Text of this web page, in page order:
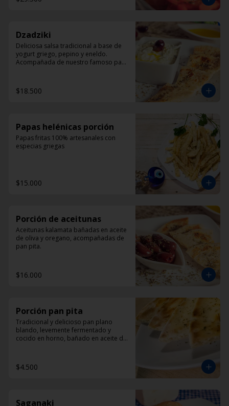
Dzadziki
Deliciosa salsa tradicional a base de
yogurt griego, pepino y eneldo.
Acompañada de nuestro famoso pan
$18.500
Papas helénicas porción
Papas fritas 100% artesanales con
especias griegas
$15.000
Porción de aceitunas
Aceitunas kalamata bañadas en aceite
de oliva y oregano, acompañadas de
pan pita.
$16.000
Porción pan pita
Tradicional y delicioso pan plano
blando, levemente fermentado y
cocido en horno, bañado en aceite de
$4.500
Saganaki